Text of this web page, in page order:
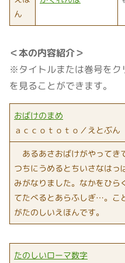
ん
＜本の内容紹介＞
※タイトルまたは巻号をク
を見ることができます。
おばけのまめ
ａｃｃｏｔｏｔｏ／えとぶ
あるあさおばけがやってき
つちにうめるとちいさなはっ
みがなりました。なかをひら
てたべるとあらふしぎ…。こ
がたのしいえほんです。
たのしいローマ数字